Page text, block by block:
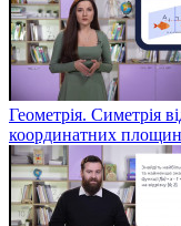
Геометрія. Симетрія
координатних площин